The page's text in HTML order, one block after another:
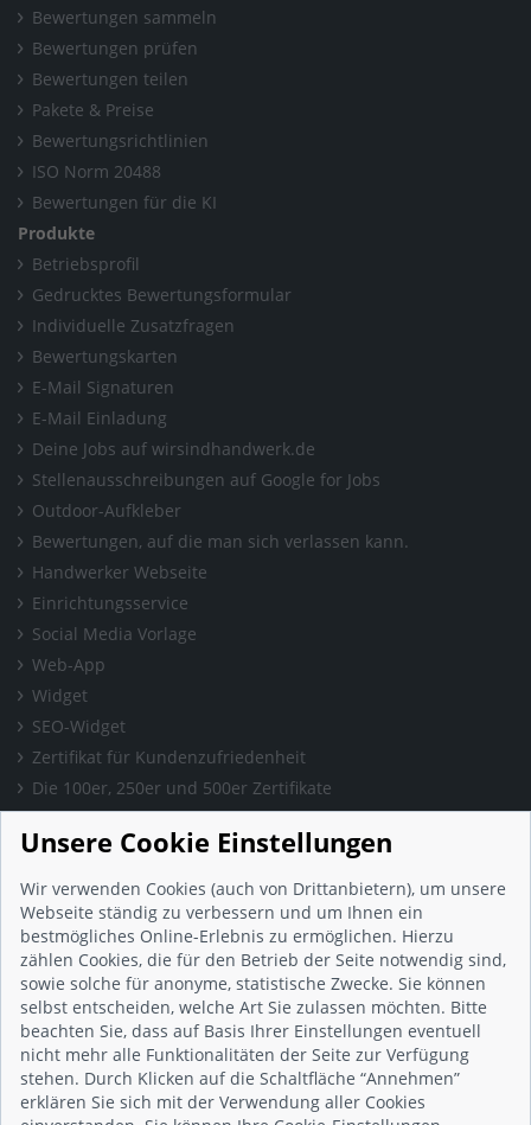
Bewertungen sammeln
Bewertungen prüfen
Bewertungen teilen
Pakete & Preise
Bewertungsrichtlinien
ISO Norm 20488
Bewertungen für die KI
Produkte
Betriebsprofil
Gedrucktes Bewertungsformular
Individuelle Zusatzfragen
Bewertungskarten
E-Mail Signaturen
E-Mail Einladung
Deine Jobs auf wirsindhandwerk.de
Stellenausschreibungen auf Google for Jobs
Outdoor-Aufkleber
Bewertungen, auf die man sich verlassen kann.
Handwerker Webseite
Einrichtungsservice
Social Media Vorlage
Web-App
Widget
SEO-Widget
Zertifikat für Kundenzufriedenheit
Die 100er, 250er und 500er Zertifikate
Presse & Wissen
Presse und Informationen
Blog
Häufig gestellte Fragen (FAQ)
Studie: Digitalisierungsbarometer
Initiative gegen Fake-Bewertungen
Kunden Informationen
Beratungsgespräch vereinbaren
Impressum
Datenschutz
Unsere Cookie Einstellungen
Wir verwenden Cookies (auch von Drittanbietern), um unsere
Webseite ständig zu verbessern und um Ihnen ein
bestmögliches Online-Erlebnis zu ermöglichen. Hierzu
zählen Cookies, die für den Betrieb der Seite notwendig sind,
sowie solche für anonyme, statistische Zwecke. Sie können
selbst entscheiden, welche Art Sie zulassen möchten. Bitte
beachten Sie, dass auf Basis Ihrer Einstellungen eventuell
nicht mehr alle Funktionalitäten der Seite zur Verfügung
stehen. Durch Klicken auf die Schaltfläche “Annehmen”
erklären Sie sich mit der Verwendung aller Cookies